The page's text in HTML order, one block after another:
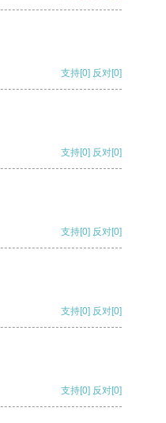
支持[0] 反对[0]
支持[0] 反对[0]
支持[0] 反对[0]
支持[0] 反对[0]
支持[0] 反对[0]